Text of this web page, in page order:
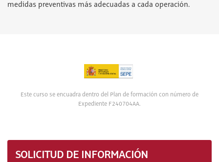
medidas preventivas más adecuadas a cada operación.
Este curso se encuadra dentro del Plan de formación con número de
Expediente F240704AA.
SOLICITUD DE INFORMACIÓN